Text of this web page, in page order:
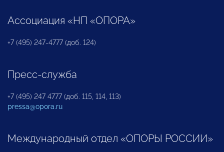
Ассоциация «НП «ОПОРА»
+7 (495) 247-4777 (доб. 124)
Пресс-служба
+7 (495) 247 4777 (доб. 115, 114, 113)
pressa@opora.ru
Международный отдел «ОПОРЫ РОССИИ»